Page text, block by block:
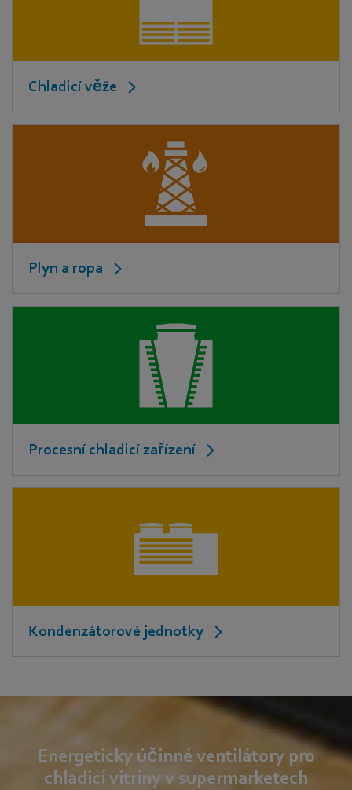
Chladicí věže
Plyn a ropa
Procesní chladicí zařízení
Kondenzátorové jednotky
Energeticky účinné ventilátory pro
chladicí vitríny v supermarketech